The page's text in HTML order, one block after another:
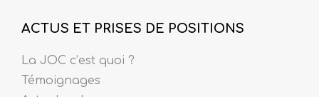
ACTUS ET PRISES DE POSITIONS
La JOC c’est quoi ?
Témoignages